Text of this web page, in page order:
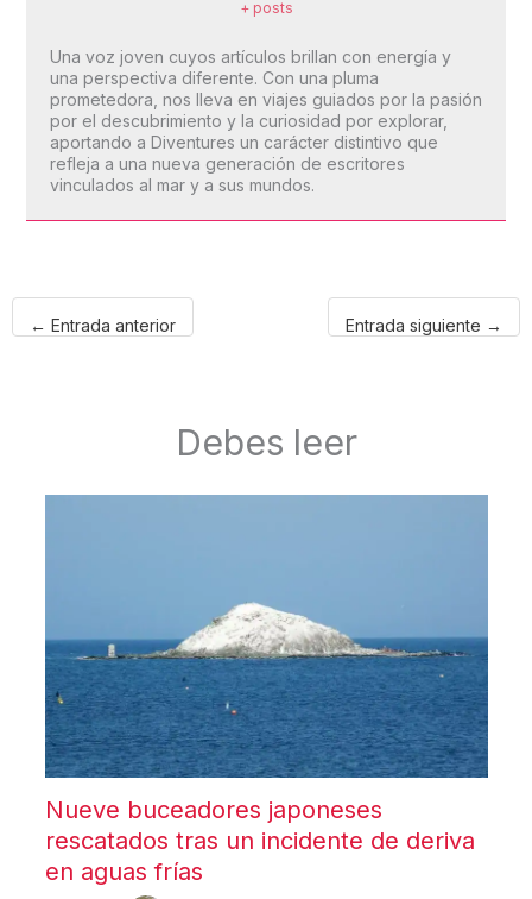
+ posts
Una voz joven cuyos artículos brillan con energía y
una perspectiva diferente. Con una pluma
prometedora, nos lleva en viajes guiados por la pasión
por el descubrimiento y la curiosidad por explorar,
aportando a Diventures un carácter distintivo que
refleja a una nueva generación de escritores
vinculados al mar y a sus mundos.
← Entrada anterior Entrada siguiente →
Debes leer
Nueve buceadores japoneses
rescatados tras un incidente de deriva
en aguas frías